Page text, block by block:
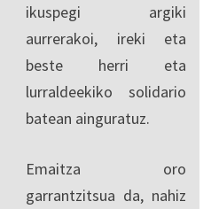
ikuspegi argiki
aurrerakoi, ireki eta
beste herri eta
lurraldeekiko solidario
batean ainguratuz.
Emaitza oro
garrantzitsua da, nahiz